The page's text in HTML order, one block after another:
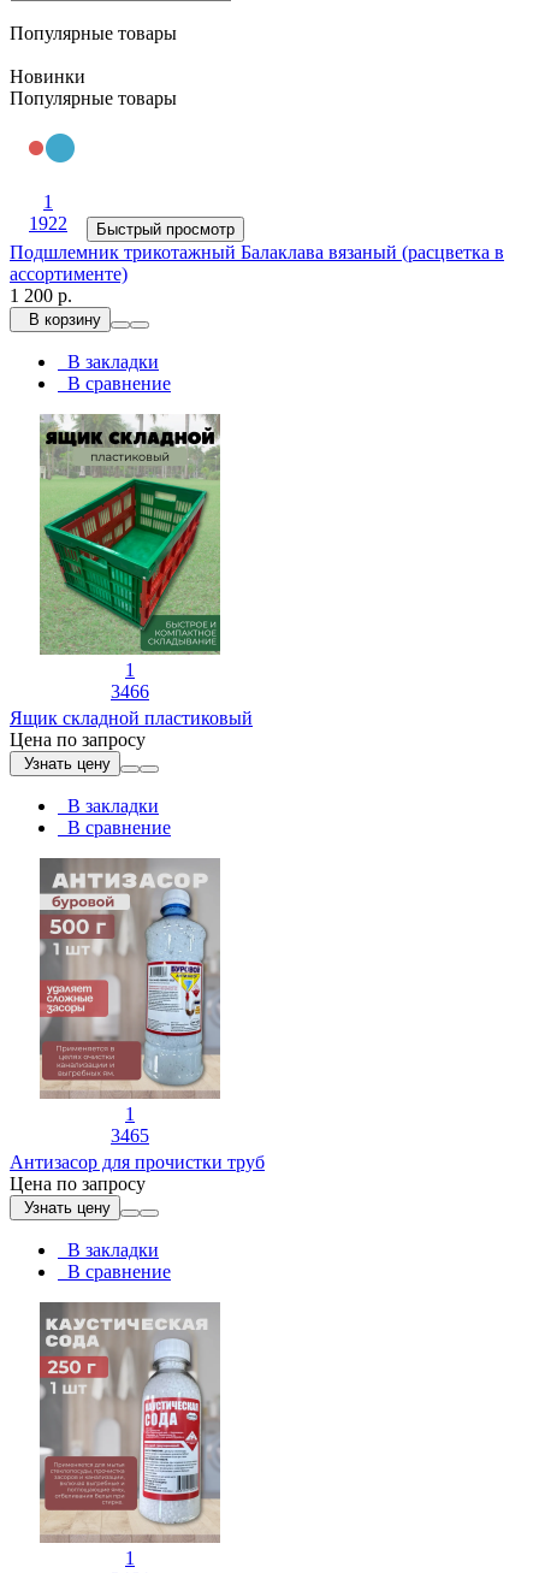
Популярные товары
Новинки
Популярные товары
1
1922
Быстрый просмотр
Подшлемник трикотажный Балаклава вязаный (расцветка в
ассортименте)
1 200 р.
В корзину
В закладки
В сравнение
1
3466
Ящик складной пластиковый
Цена по запросу
Узнать цену
В закладки
В сравнение
1
3465
Антизасор для прочистки труб
Цена по запросу
Узнать цену
В закладки
В сравнение
1